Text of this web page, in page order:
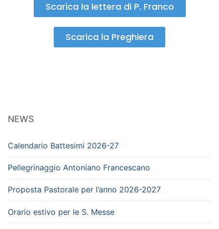
Scarica la lettera di P. Franco
Scarica la Preghiera
NEWS
Calendario Battesimi 2026-27
Pellegrinaggio Antoniano Francescano
Proposta Pastorale per l’anno 2026-2027
Orario estivo per le S. Messe